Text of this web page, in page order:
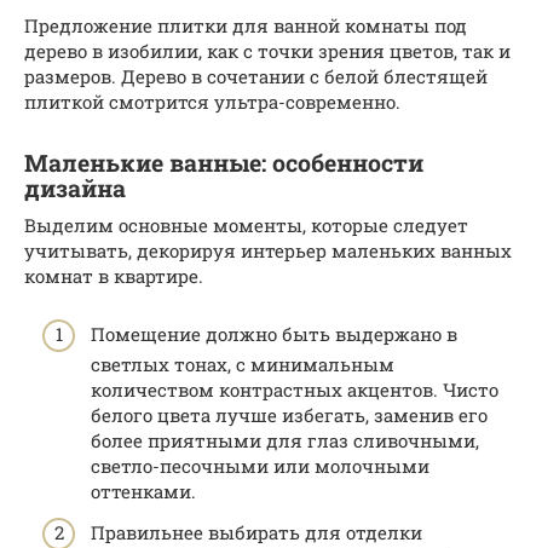
Предложение плитки для ванной комнаты под
дерево в изобилии, как с точки зрения цветов, так и
размеров. Дерево в сочетании с белой блестящей
плиткой смотрится ультра-современно.
Маленькие ванные: особенности
дизайна
Выделим основные моменты, которые следует
учитывать, декорируя интерьер маленьких ванных
комнат в квартире.
Помещение должно быть выдержано в
светлых тонах, с минимальным
количеством контрастных акцентов. Чисто
белого цвета лучше избегать, заменив его
более приятными для глаз сливочными,
светло-песочными или молочными
оттенками.
Правильнее выбирать для отделки